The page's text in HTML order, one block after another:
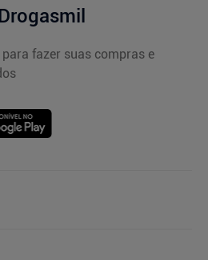
fazer suas compras e